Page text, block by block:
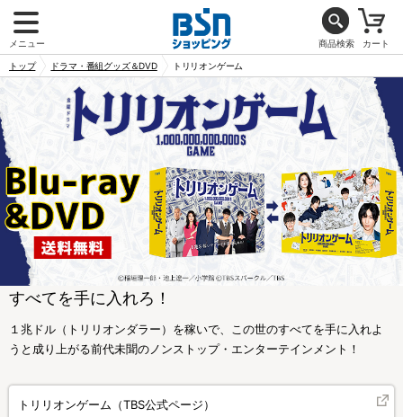
メニュー 商品検索 カート
トップ ドラマ・番組グッズ＆DVD トリリオンゲーム
すべてを手に入れろ！
１兆ドル（トリリオンダラー）を稼いで、この世のすべてを手に入れよ
うと成り上がる前代未聞のノンストップ・エンターテインメント！
トリリオンゲーム（TBS公式ページ）